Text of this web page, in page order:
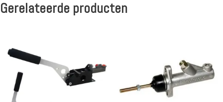
Gerelateerde producten